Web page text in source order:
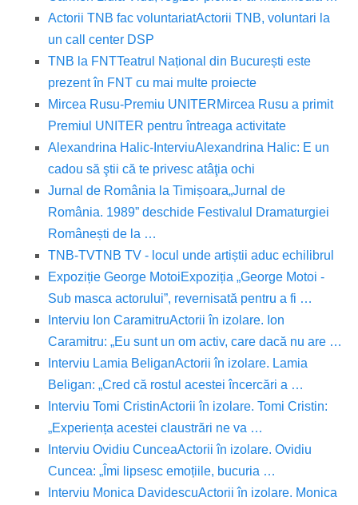
Actorii TNB fac voluntariatActorii TNB, voluntari la
un call center DSP
TNB la FNTTeatrul Național din București este
prezent în FNT cu mai multe proiecte
Mircea Rusu-Premiu UNITERMircea Rusu a primit
Premiul UNITER pentru întreaga activitate
Alexandrina Halic-InterviuAlexandrina Halic: E un
cadou să ştii că te privesc atâţia ochi
Jurnal de România la Timișoara„Jurnal de
România. 1989” deschide Festivalul Dramaturgiei
Românești de la …
TNB-TVTNB TV - locul unde artiștii aduc echilibrul
Expoziție George MotoiExpoziția „George Motoi -
Sub masca actorului”, revernisată pentru a fi …
Interviu Ion CaramitruActorii în izolare. Ion
Caramitru: „Eu sunt un om activ, care dacă nu are …
Interviu Lamia BeliganActorii în izolare. Lamia
Beligan: „Cred că rostul acestei încercări a …
Interviu Tomi CristinActorii în izolare. Tomi Cristin:
„Experiența acestei claustrări ne va …
Interviu Ovidiu CunceaActorii în izolare. Ovidiu
Cuncea: „Îmi lipsesc emoțiile, bucuria …
Interviu Monica DavidescuActorii în izolare. Monica